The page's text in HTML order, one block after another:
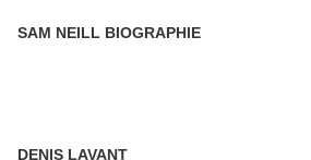
SAM NEILL BIOGRAPHIE
DENIS LAVANT